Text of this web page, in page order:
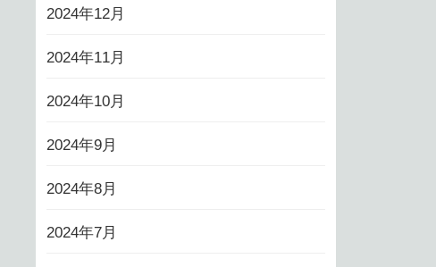
2024年12月
2024年11月
2024年10月
2024年9月
2024年8月
2024年7月